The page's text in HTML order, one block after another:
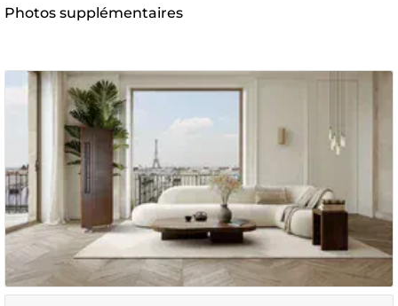
Photos supplémentaires